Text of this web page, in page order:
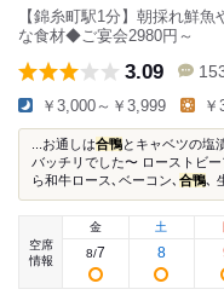
【錦糸町駅1分】朝採れ鮮
な食材◆ご宴会2980円～
3.09
￥3,000～￥3,999
...お通しは合鴨とキャベツの塩
バッチリでした〜 ローストビ
ら和牛ロース､ベーコン､ 合鴨､
空席
情報
金
8/7
土
8